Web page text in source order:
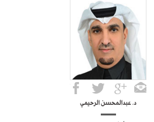
د. عبدالمحسن الرحيمي